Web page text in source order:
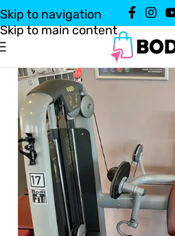
Skip to navigation
Skip to main content
Domov
Vadbena oprema/